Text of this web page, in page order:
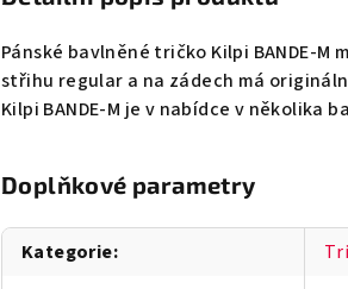
Pánské bavlněné tričko Kilpi BANDE-
střihu regular a na zádech má
Kilpi BANDE-M je v nabídce v několika
Doplňkové parametry
Kategorie: